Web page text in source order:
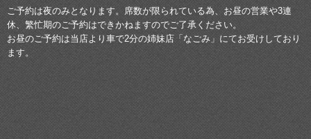
ご予約は夜のみとなります。席数が限られている為、お昼の営業や3連
休、繁忙期のご予約はできかねますのでご了承ください。
お昼のご予約は当店より車で2分の姉妹店「なごみ」にてお受けしており
ます。